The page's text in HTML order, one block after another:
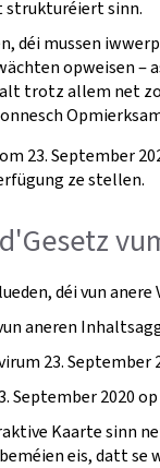
strukturéiert sinn.
déi mussen
opweisen
trotz allem net
23. September
ze stellen.
déi vun
aneren
23.
September 2020
Kaarte sinn
eis, datt